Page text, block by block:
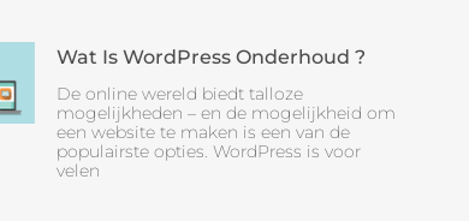
Wat Is WordPress Onderhoud ?
De online wereld biedt talloze
mogelijkheden – en de mogelijkheid om
een website te maken is een van de
populairste opties. WordPress is voor
velen